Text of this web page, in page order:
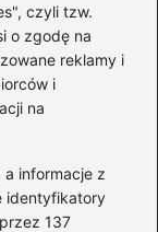
czyli tzw.
o zgodę na
reklamy i
i
na
informacje z
identyfikatory
137
treningu,
efekty?